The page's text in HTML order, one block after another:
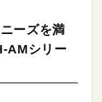
ーズを満
AMシリー